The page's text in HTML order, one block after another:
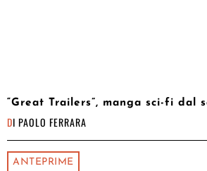
“Great Trailers”, manga sci-fi dal
DI PAOLO FERRARA
ANTEPRIME